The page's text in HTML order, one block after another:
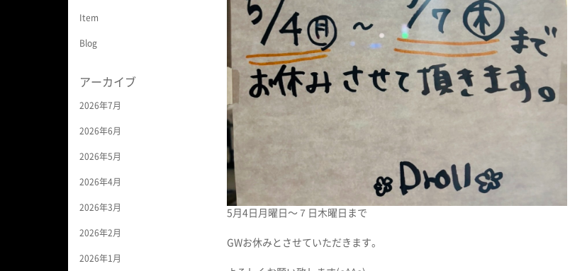
Item
Blog
アーカイブ
2026年7月
2026年6月
2026年5月
2026年4月
2026年3月
2026年2月
2026年1月
5月4日月曜日〜７日木曜日まで
GWお休みとさせていただきます。